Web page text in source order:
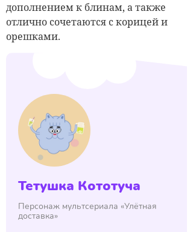
дополнением к блинам, а также
отлично сочетаются с корицей и
орешками.
Тетушка Кототуча
Персонаж мультсериала «Улётная
доставка»